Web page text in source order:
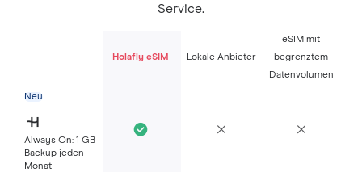
Service.
Holafly eSIM Lokale Anbieter
eSIM mit
begrenztem
Datenvolumen
Neu
Always On: 1 GB
Backup jeden
Monat